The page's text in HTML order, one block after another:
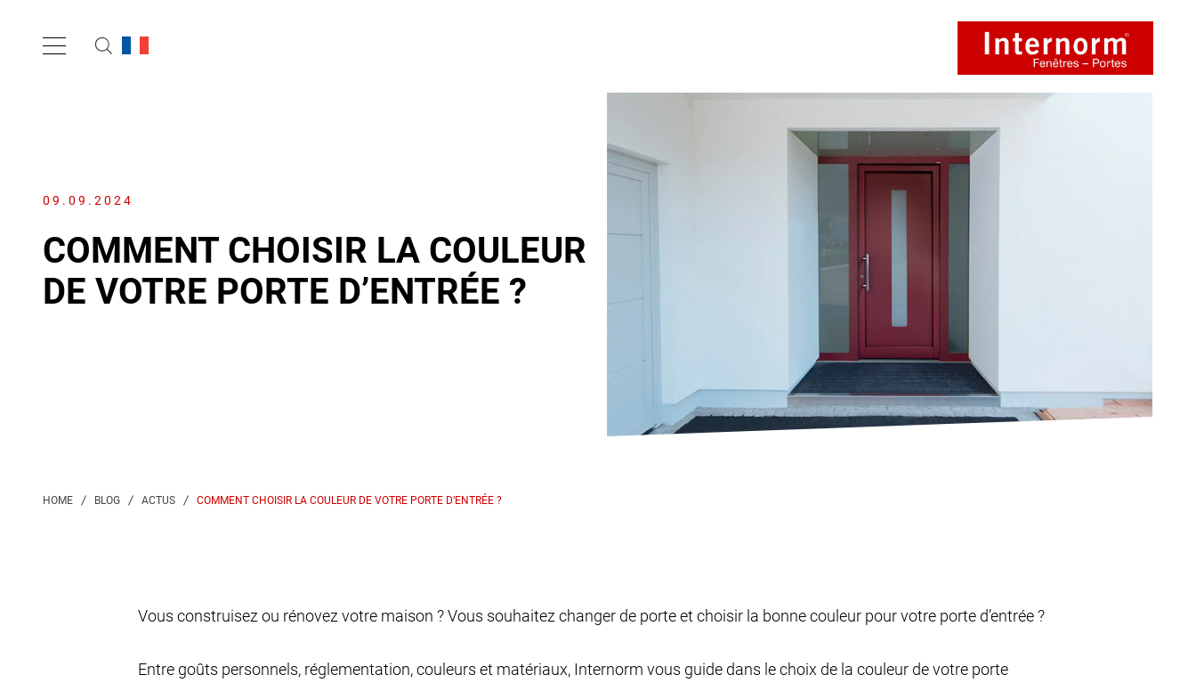
09.09.2024
COMMENT CHOISIR LA COULEUR
DE VOTRE PORTE D’ENTRÉE ?
COMMENT CHOISIR LA COULEUR DE VOTRE PORTE D’ENTRÉE ?
Vous construisez ou rénovez votre maison ? Vous souhaitez changer de porte et choisir la bonne couleur pour votre porte d’entrée ?
Entre goûts personnels, réglementation, couleurs et matériaux, Internorm vous guide dans le choix de la couleur de votre porte